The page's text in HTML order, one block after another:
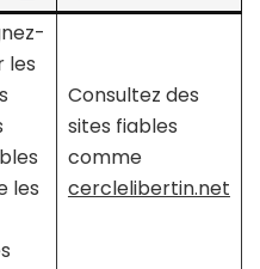
les
les
Consultez des
sites fiables
comme
cerclelibertin.net